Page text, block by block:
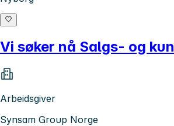
Vi søker nå Salgs- og
Arbeidsgiver
Synsam Group Norge